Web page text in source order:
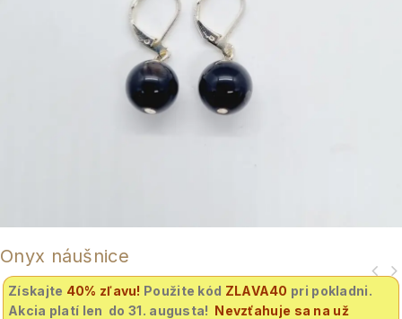
Onyx náušnice
Získajte 40% zľavu! Použite kód ZLAVA40 pri pokladni.
Akcia platí len do 31. augusta! Nevzťahuje sa na už